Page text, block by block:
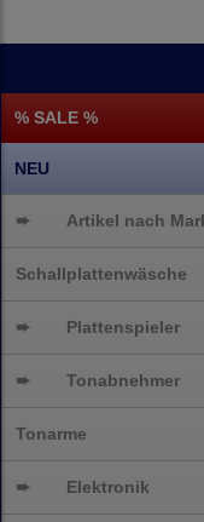
% SALE %
NEU
➨ Artikel nach
Schallplattenwäsche
➨ Plattenspieler
➨ Tonabnehmer
Tonarme
➨ Elektronik